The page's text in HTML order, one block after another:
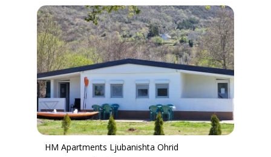
HM Apartments Ljubanishta Ohrid